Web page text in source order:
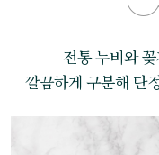
전통 누비와
깔끔하게 구분해 단